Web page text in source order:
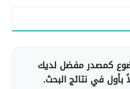
كمصدر مفضل لديك
بأول في نتائج البحث.